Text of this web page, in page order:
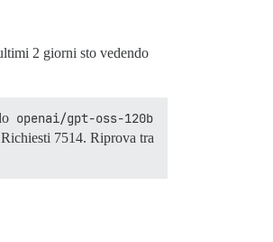
2 giorni sto vedendo
openai/gpt-oss-120b
7514. Riprova tra